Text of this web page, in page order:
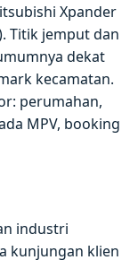
Xpander
Titik jemput dan
dekat
kecamatan.
perumahan,
MPV, booking
industri
kunjungan klien